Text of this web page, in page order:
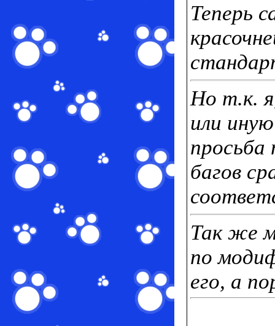
Теперь
Но т.к.
или
просьба
багов
Так же
по
его, а